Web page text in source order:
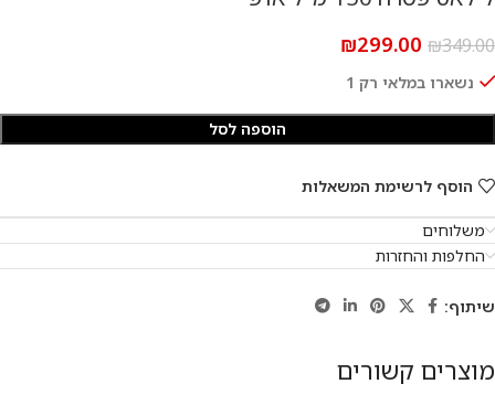
₪349.00
₪299.00
נשארו במלאי רק 1
הוספה לסל
הוסף לרשימת המשאלות
משלוחים
החלפות והחזרות
שיתוף:
מוצרים קשורים